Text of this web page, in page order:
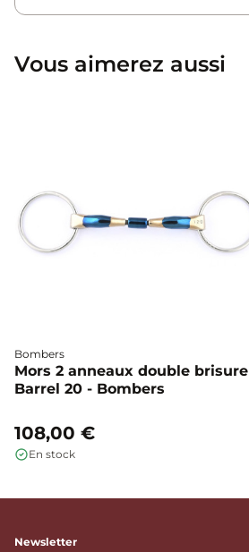
Vous aimerez aussi
Bombers
Mors 2 anneaux double brisure
Barrel 20 - Bombers
108,00 €
En stock
Newsletter